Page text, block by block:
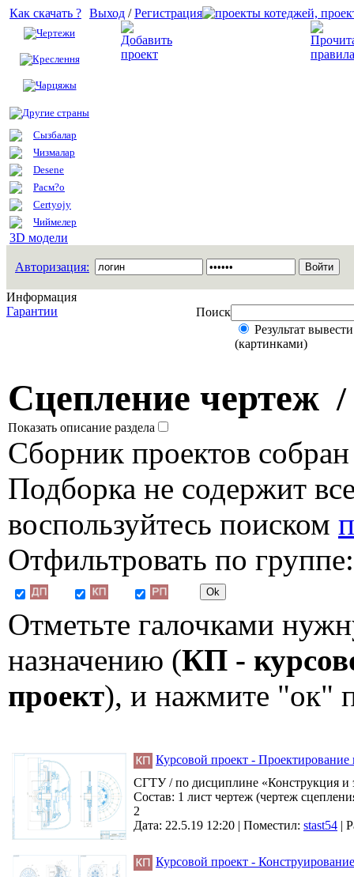
Как скачать ?
Чертежи
Креслення
Чарцяжы
Другие страны
Сызбалар
Чизмалар
Desene
Расм?о
Certyojy
Чиймелер
3D модели
Выход /Регистрация
Авторизация:
Информация
Гарантии
Поиск
Результат
(картинками)
Сцепление чертеж
Показать описание раздела
Сборник проектов
Подборка не содержит
воспользуйтесь поиском
Отфильтровать по группе:
Отметьте галочками
назначению (КП -
проект), и нажмите "ок"
Курсовой проект - Проектирование
СГТУ / по дисциплине «Конструкция и
Состав: 1 лист чертеж (чертеж
2
Дата: 22.5.19 12:20 | Поместил: stast54 |
Курсовой проект -